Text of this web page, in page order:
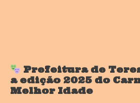
Prefeitura de
a edição 2025 do
Melhor Idade